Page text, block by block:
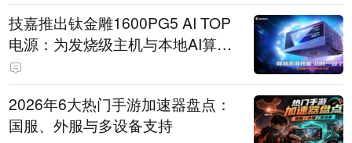
技嘉推出钛金雕1600PG5 AI TOP
电源：为发烧级主机与本地AI算力
打造旗舰供电方案
2026年6大热门手游加速器盘点：
国服、外服与多设备支持